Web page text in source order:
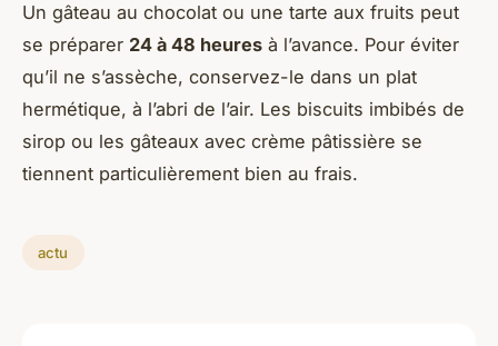
Un gâteau au chocolat ou une tarte aux fruits peut
se préparer 24 à 48 heures à l’avance. Pour éviter
qu’il ne s’assèche, conservez-le dans un plat
hermétique, à l’abri de l’air. Les biscuits imbibés de
sirop ou les gâteaux avec crème pâtissière se
tiennent particulièrement bien au frais.
actu